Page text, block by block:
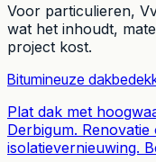
Voor particulieren,
wat het inhoudt,
project kost.
Bitumineuze
Plat dak met
Derbigum.
isolatievernieuwing.